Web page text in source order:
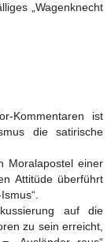
„Wagenknecht
Kommentaren ist
die satirische
Moralapostel einer
Attitüde überführt
auf die
zu sein erreicht,